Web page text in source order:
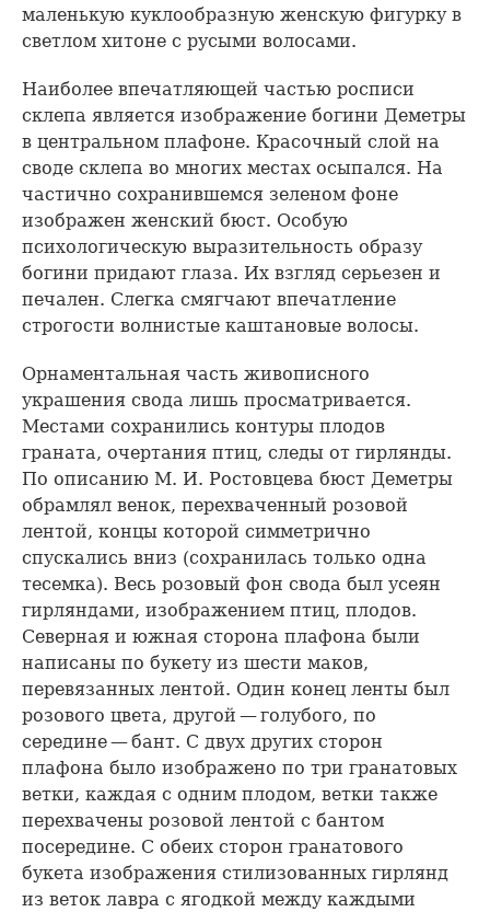
маленькую куклообразную женскую фигурку в
светлом хитоне с русыми волосами.
Наиболее впечатляющей частью росписи
склепа является изображение богини Деметры
в центральном плафоне. Красочный слой на
своде склепа во многих местах осыпался. На
частично сохранившемся зеленом фоне
изображен женский бюст. Особую
психологическую выразительность образу
богини придают глаза. Их взгляд серьезен и
печален. Слегка смягчают впечатление
строгости волнистые каштановые волосы.
Орнаментальная часть живописного
украшения свода лишь просматривается.
Местами сохранились контуры плодов
граната, очертания птиц, следы от гирлянды.
По описанию М. И. Ростовцева бюст Деметры
обрамлял венок, перехваченный розовой
лентой, концы которой симметрично
спускались вниз (сохранилась только одна
тесемка). Весь розовый фон свода был усеян
гирляндами, изображением птиц, плодов.
Северная и южная сторона плафона были
написаны по букету из шести маков,
перевязанных лентой. Один конец ленты был
розового цвета, другой — голубого, по
середине — бант. С двух других сторон
плафона было изображено по три гранатовых
ветки, каждая с одним плодом, ветки также
перехвачены розовой лентой с бантом
посередине. С обеих сторон гранатового
букета изображения стилизованных гирлянд
из веток лавра с ягодкой между каждыми